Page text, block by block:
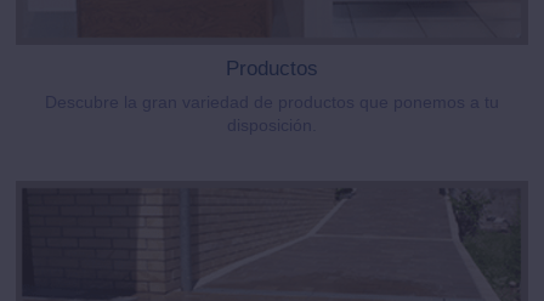
Productos